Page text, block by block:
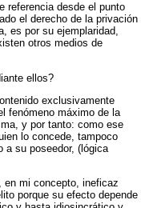
referencia desde el punto
el derecho de la privación
es por su ejemplaridad,
otros medios de
ellos?
exclusivamente
fenómeno máximo de la
y por tanto: como ese
lo concede, tampoco
a su poseedor, (lógica
en mi concepto, ineficaz
porque su efecto depende